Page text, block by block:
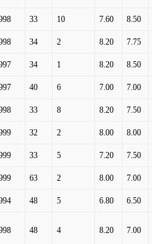
33 10 7.60 8.50
34 2 8.20 7.75
34 1 8.20 8.50
40 6 7.00 7.00
33 8 8.20 7.50
32 2 8.00 8.00
33 5 7.20 7.50
63 2 8.00 7.00
48 5 6.80 6.50
48 4 8.20 7.00